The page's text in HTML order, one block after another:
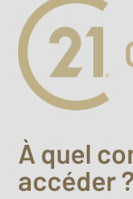
À quel
accéder ?